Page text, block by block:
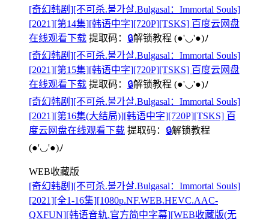
[奇幻韩剧][不可杀.불가살.Bulgasal：Immortal Souls]
[2021][第14集][韩语中字][720P][TSKS] 百度云网盘
在线观看下载 提取码： 🔒解锁教程 (●'◡'●)ﾉ
[奇幻韩剧][不可杀.불가살.Bulgasal：Immortal Souls]
[2021][第15集][韩语中字][720P][TSKS] 百度云网盘
在线观看下载 提取码： 🔒解锁教程 (●'◡'●)ﾉ
[奇幻韩剧][不可杀.불가살.Bulgasal：Immortal Souls]
[2021][第16集(大结局)][韩语中字][720P][TSKS] 百
度云网盘在线观看下载 提取码： 🔒解锁教程
(●'◡'●)ﾉ
WEB收藏版
[奇幻韩剧][不可杀.불가살.Bulgasal：Immortal Souls]
[2021][全1-16集][1080p.NF.WEB.HEVC.AAC-
QXFUN][韩语音轨.官方简中字幕][WEB收藏版(无